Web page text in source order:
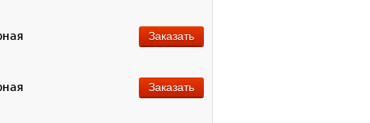
Заказать
Заказать